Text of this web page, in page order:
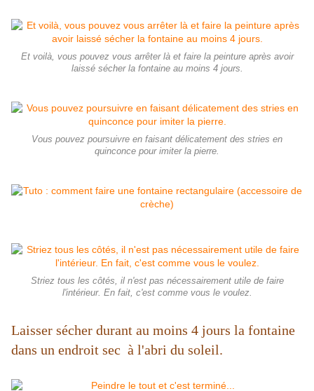
Et voilà, vous pouvez vous arrêter là et faire la peinture après avoir
laissé sécher la fontaine au moins 4 jours.
Vous pouvez poursuivre en faisant délicatement des stries en
quinconce pour imiter la pierre.
Striez tous les côtés, il n'est pas nécessairement utile de faire
l'intérieur. En fait, c'est comme vous le voulez.
Laisser sécher durant au moins 4 jours la fontaine
dans un endroit sec à l'abri du soleil.